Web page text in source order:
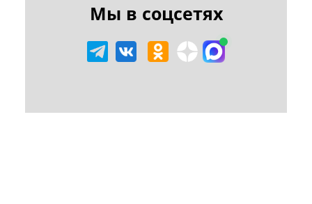
Мы в соцсетях